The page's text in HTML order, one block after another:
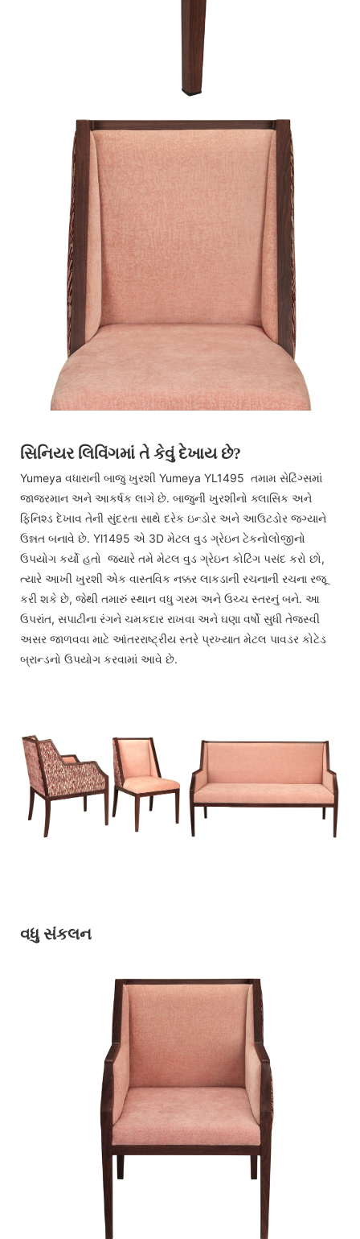
સિનિયર લિવિંગમાં તે કેવું દેખાય છે?
Yumeya વધારાની બાજુ ખુરશી Yumeya YL1495 તમામ સેટિંગ્સમાં
જાજરમાન અને આકર્ષક લાગે છે. બાજુની ખુરશીનો ક્લાસિક અને
ફિનિશ્ડ દેખાવ તેની સુંદરતા સાથે દરેક ઇન્ડોર અને આઉટડોર જગ્યાને
ઉન્નત બનાવે છે. Yl1495 એ 3D મેટલ વુડ ગ્રેઇન ટેકનોલોજીનો
ઉપયોગ કર્યો હતો જ્યારે તમે મેટલ વુડ ગ્રેઇન કોટિંગ પસંદ કરો છો,
ત્યારે આખી ખુરશી એક વાસ્તવિક નક્કર લાકડાની રચનાની રચના રજૂ
કરી શકે છે, જેથી તમારું સ્થાન વધુ ગરમ અને ઉચ્ચ સ્તરનું બને. આ
ઉપરાંત, સપાટીના રંગને ચમકદાર રાખવા અને ઘણા વર્ષો સુધી તેજસ્વી
અસર જાળવવા માટે આંતરરાષ્ટ્રીય સ્તરે પ્રખ્યાત મેટલ પાવડર કોટેડ
બ્રાન્ડનો ઉપયોગ કરવામાં આવે છે.
વધુ સંકલન